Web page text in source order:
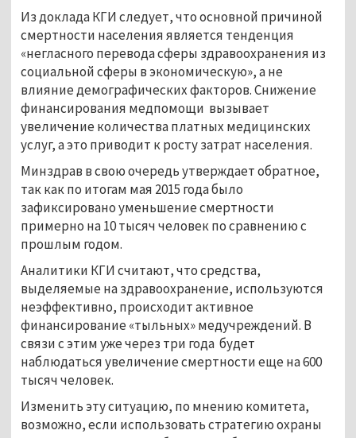
Из доклада КГИ следует, что основной причиной
смертности населения является тенденция
«негласного перевода сферы здравоохранения из
социальной сферы в экономическую», а не
влияние демографических факторов. Снижение
финансирования медпомощи вызывает
увеличение количества платных медицинских
услуг, а это приводит к росту затрат населения.
Минздрав в свою очередь утверждает обратное,
так как по итогам мая 2015 года было
зафиксировано уменьшение смертности
примерно на 10 тысяч человек по сравнению с
прошлым годом.
Аналитики КГИ считают, что средства,
выделяемые на здравоохранение, используются
неэффективно, происходит активное
финансирование «тыльных» медучреждений. В
связи с этим уже через три года будет
наблюдаться увеличение смертности еще на 600
тысяч человек.
Изменить эту ситуацию, по мнению комитета,
возможно, если использовать стратегию охраны